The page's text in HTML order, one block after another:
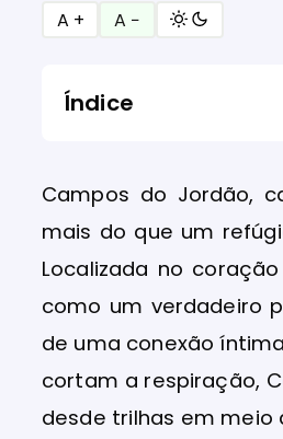
A + A −
Índice
Campos do Jordão,
mais do que um
Localizada no
como um verdadeiro
de uma conexão
cortam a respiração,
desde trilhas em